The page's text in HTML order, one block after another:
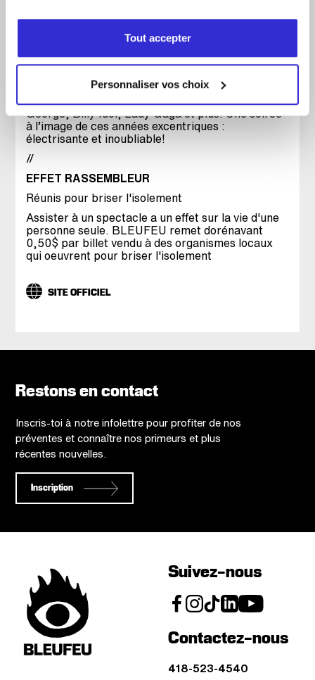
Tout accepter
Personnaliser vos choix
multiples changements de costumes sont à
situe dans la personnification des artistes qui ont
marqué ces décennies.
musiciens, le public verra apparaître sur scène :
Michael Jackson, Madonna, Cyndi Lauper, Boy
George, Billy Idol, Lady Gaga et plus. Une soirée
à l’image de ces années excentriques :
électrisante et inoubliable!
//
EFFET RASSEMBLEUR
Réunis pour briser l'isolement
Assister à un spectacle a un effet sur la vie d'une
personne seule. BLEUFEU remet dorénavant
0,50$ par billet vendu à des organismes locaux
qui oeuvrent pour briser l'isolement
SITE OFFICIEL
Restons en contact
Inscris-toi à notre infolettre pour profiter de nos
préventes et connaître nos primeurs et plus
récentes nouvelles.
Inscription
Suivez-nous
Contactez-nous
418-523-4540